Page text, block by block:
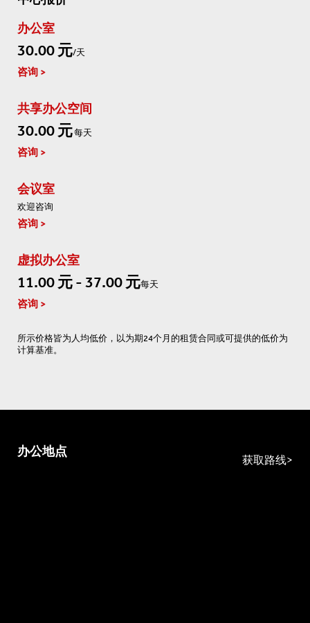
办公室
30.00 元/天
咨询
共享办公空间
30.00 元每天
咨询
会议室
欢迎咨询
咨询
虚拟办公室
11.00 元 - 37.00 元每天
咨询
所示价格皆为人均低价，以为期24个月的租赁合同或可提供的低价为
计算基准。
办公地点
获取路线